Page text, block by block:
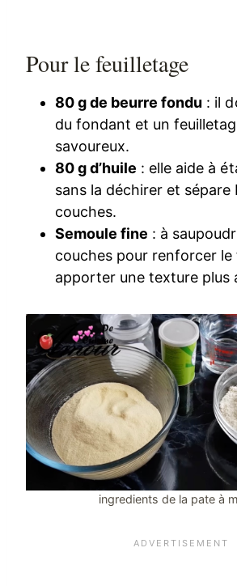
Pour le feuilletage
80 g de beurre fondu : il
du fondant et un
savoureux.
80 g d’huile : elle aide à
sans la déchirer et sépare
couches.
Semoule fine : à
couches pour renforcer le
apporter une texture plus
ingredients de la pate à